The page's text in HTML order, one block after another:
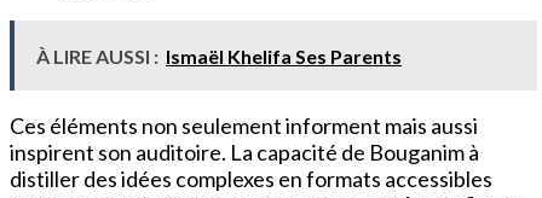
À LIRE AUSSI : Ismaël Khelifa Ses Parents
Ces éléments non seulement informent mais aussi
inspirent son auditoire. La capacité de Bouganim à
distiller des idées complexes en formats accessibles